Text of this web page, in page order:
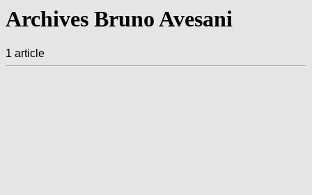
Archives Bruno Avesani
1 article